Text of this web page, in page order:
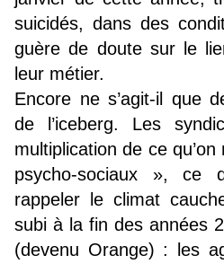
suicidés, dans des
guère de doute sur le
leur métier.
Encore ne s’agit-il que
de l’iceberg. Les
multiplication de ce
psycho-sociaux », ce
rappeler le climat
subi à la fin des années
(devenu Orange) : les